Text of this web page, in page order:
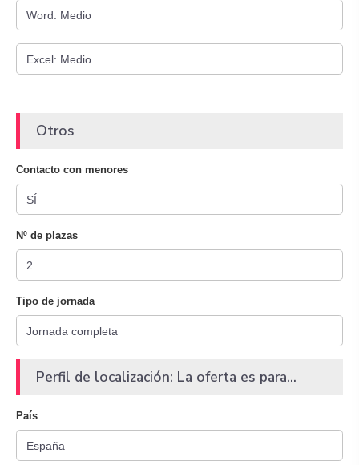
Otros
Contacto con menores
Nº de plazas
Tipo de jornada
Perfil de localización: La oferta es para...
País